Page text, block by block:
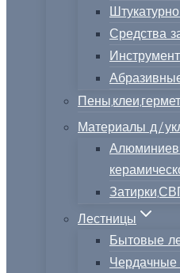
Средства
Инструмент
Материалы д/
Лестницы
Бытовые
Чердачные